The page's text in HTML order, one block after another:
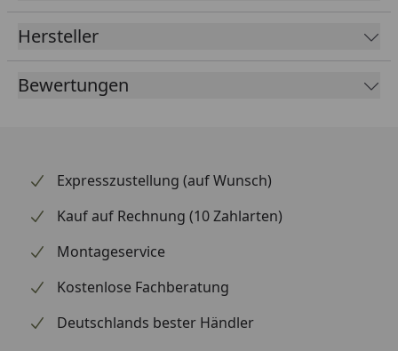
Hersteller
Bewertungen
Expresszustellung (auf Wunsch)
Kauf auf Rechnung (10 Zahlarten)
Montageservice
Kostenlose Fachberatung
Deutschlands bester Händler